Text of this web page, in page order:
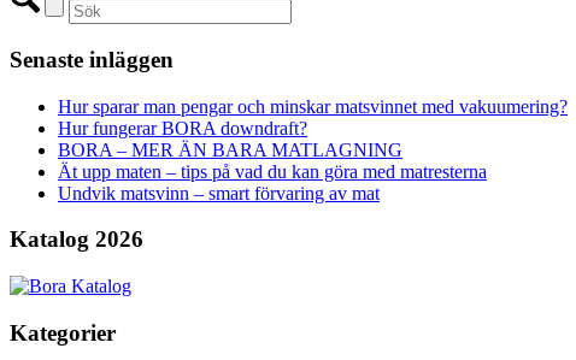
Senaste inläggen
Hur sparar man pengar och minskar matsvinnet med vakuumering?
Hur fungerar BORA downdraft?
BORA – MER ÄN BARA MATLAGNING
Ät upp maten – tips på vad du kan göra med matresterna
Undvik matsvinn – smart förvaring av mat
Katalog 2026
Kategorier